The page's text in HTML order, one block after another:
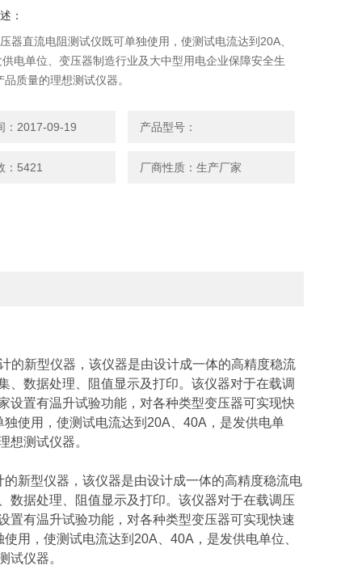
：
器直流电阻测试仪既可单独使用，使测试电流达到20A、
电单位、变压器制造行业及大中型用电企业保障安全生
质量的理想测试仪器。
：2017-09-19 产品型号：
：5421 厂商性质：生产厂家
新型仪器，该仪器是由设计成一体的高精度稳流
、数据处理、阻值显示及打印。该仪器对于在载调
设置有温升试验功能，对各种类型变压器可实现快
使用，使测试电流达到20A、40A，是发供电单
想测试仪器。
新型仪器，该仪器是由设计成一体的高精度稳流电
数据处理、阻值显示及打印。该仪器对于在载调压
置有温升试验功能，对各种类型变压器可实现快速
用，使测试电流达到20A、40A，是发供电单位、
试仪器。